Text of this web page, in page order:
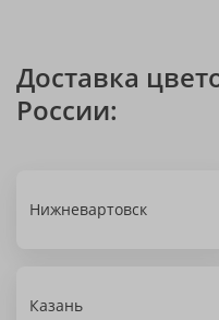
Доставка
России:
Нижневартовск
Казань